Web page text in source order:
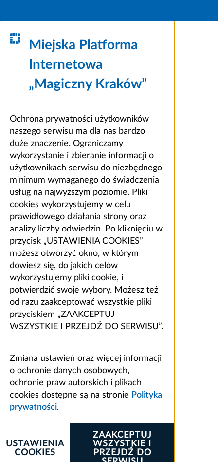
Miejska Platforma
Internetowa
„Magiczny Kraków”
Ochrona prywatności użytkowników
naszego serwisu ma dla nas bardzo
duże znaczenie. Ograniczamy
wykorzystanie i zbieranie informacji o
użytkownikach serwisu do niezbędnego
minimum wymaganego do świadczenia
usług na najwyższym poziomie. Pliki
cookies wykorzystujemy w celu
prawidłowego działania strony oraz
analizy liczby odwiedzin. Po kliknięciu w
przycisk „USTAWIENIA COOKIES”
możesz otworzyć okno, w którym
dowiesz się, do jakich celów
wykorzystujemy pliki cookie, i
potwierdzić swoje wybory. Możesz też
od razu zaakceptować wszystkie pliki
przyciskiem „ZAAKCEPTUJ
WSZYSTKIE I PRZEJDŹ DO SERWISU”.
Zmiana ustawień oraz więcej informacji
o ochronie danych osobowych,
ochronie praw autorskich i plikach
cookies dostępne są na stronie Polityka
prywatności.
ZAAKCEPTUJ
WSZYSTKIE I
PRZEJDŹ DO
USTAWIENIA
COOKIES